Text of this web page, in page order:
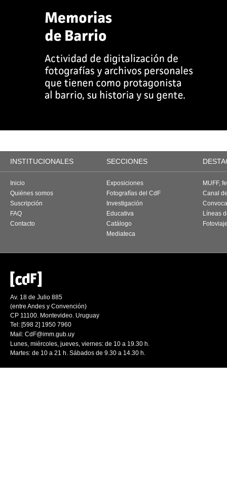
INSTITUCIONALES SECCIONES
Inicio
Quiénes somos
Suscripción
FAQ
Contacto
Exposiciones
Fotografías del CdF
Investigación
Educativa
Catálogo
Mediateca
MUFF,
Canal
Líneas
Av. 18 de Julio 885
(entre Andes y Convención)
CP 11100. Montevideo. Uruguay
Tel: [598 2] 1950 7960
Mail: CdF@imm.gub.uy
Lunes, miércoles, jueves, viernes: de 10 a 19.30 h.
Martes: de 10 a 21 h. Sábados de 9.30 a 14.30 h.